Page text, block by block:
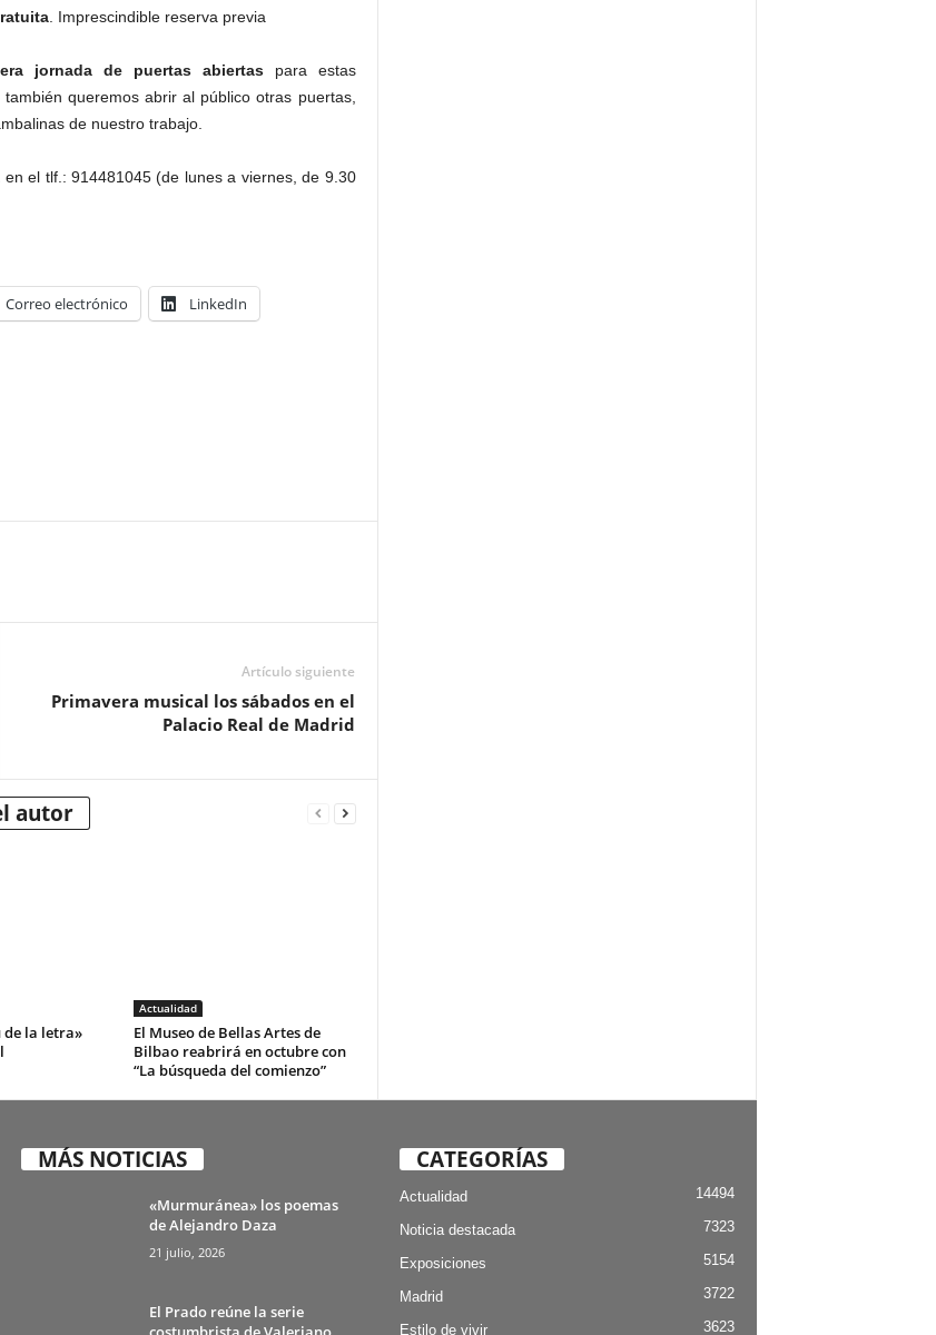
. Imprescindible reserva previa
jornada de puertas abiertaspara estas
queremos abrir al público otras puertas,
de nuestro trabajo.
en el tlf.: 914481045 (de lunes a viernes, de 9.30
Correo electrónico LinkedIn
Artículo siguiente
Primavera musical los sábados en el
Palacio Real de Madrid
autor
de la letra»
Actualidad
El Museo de Bellas Artes de
Bilbao reabrirá en octubre con
“La búsqueda del comienzo”
MÁS NOTICIAS
«Murmuránea» los poemas
de Alejandro Daza
21 julio, 2026
El Prado reúne la serie
CATEGORÍAS
Actualidad 14494
Noticia destacada 7323
Exposiciones 5154
Madrid 3722
Estilo de vivir 3623